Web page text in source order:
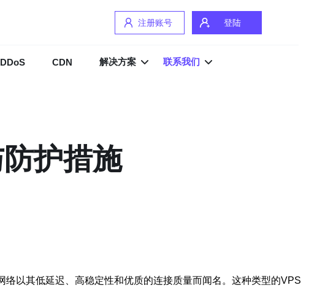
注册账号 登陆
DDoS CDN 解决方案 联系我们
护措施
以其低延迟、高稳定性和优质的连接质量而闻名。这种类型的VPS